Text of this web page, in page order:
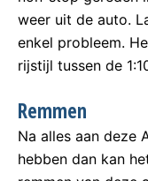
weer uit de auto.
enkel probleem.
rijstijl tussen de
Remmen
Na alles aan deze
hebben dan kan